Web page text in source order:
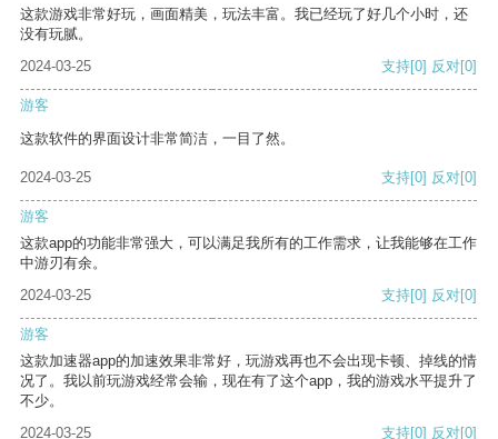
这款游戏非常好玩，画面精美，玩法丰富。我已经玩了好几个小时，还
没有玩腻。
2024-03-25
支持[0] 反对[0]
游客
这款软件的界面设计非常简洁，一目了然。
2024-03-25 支持[0] 反对[0]
游客
这款app的功能非常强大，可以满足我所有的工作需求，让我能够在工作
中游刃有余。
2024-03-25
支持[0] 反对[0]
游客
这款加速器app的加速效果非常好，玩游戏再也不会出现卡顿、掉线的情
况了。我以前玩游戏经常会输，现在有了这个app，我的游戏水平提升了
不少。
2024-03-25
支持[0] 反对[0]